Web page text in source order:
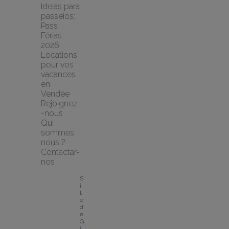
Ideias para
passeios:
Pass
Férias
2026
Locations
pour vos
vacances
en
Vendée
Rejoignez
-nous
Qui
sommes
nous ?
Contactar-
nos
S
i
t
e
d
e
G